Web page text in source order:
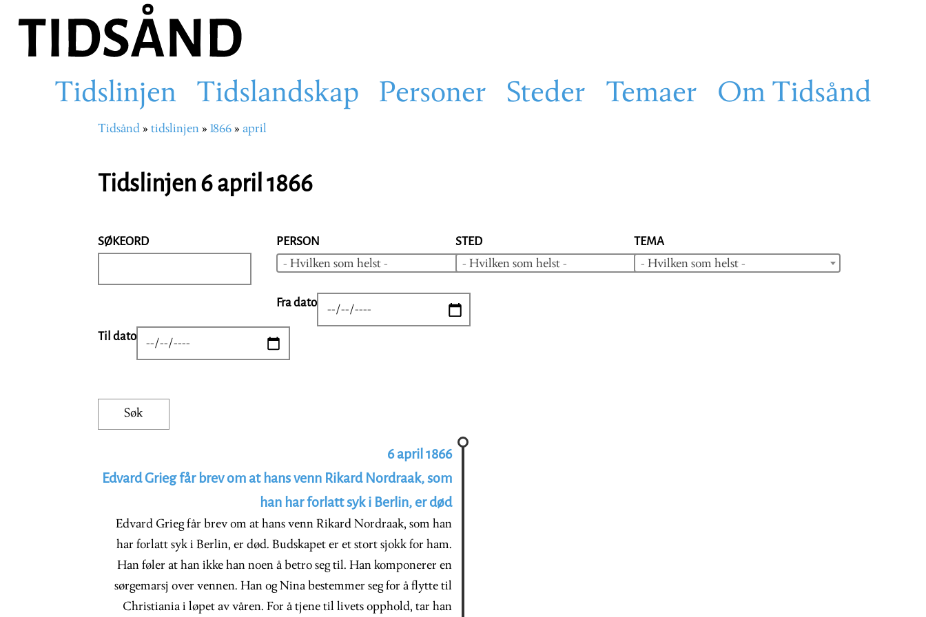
hovedinnhold
Main
navigation
Tidslinjen Tidslandskap Personer Steder Temaer Om Tidsånd
Navigasjonssti
Tidsånd tidslinjen 1866 april
Tidslinjen 6 april 1866
SØKEORD
PERSON
- Hvilken som helst -
STED
- Hvilken som helst -
TEMA
- Hvilken som helst -
Fra dato DATE
Til dato DATE
6 april 1866
Edvard Grieg får brev om at hans venn Rikard Nordraak, som
han har forlatt syk i Berlin, er død
Edvard Grieg får brev om at hans venn Rikard Nordraak, som han
har forlatt syk i Berlin, er død. Budskapet er et stort sjokk for ham.
Han føler at han ikke han noen å betro seg til. Han komponerer en
sørgemarsj over vennen. Han og Nina bestemmer seg for å flytte til
Christiania i løpet av våren. For å tjene til livets opphold, tar han